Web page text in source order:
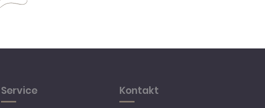
Service Kontakt